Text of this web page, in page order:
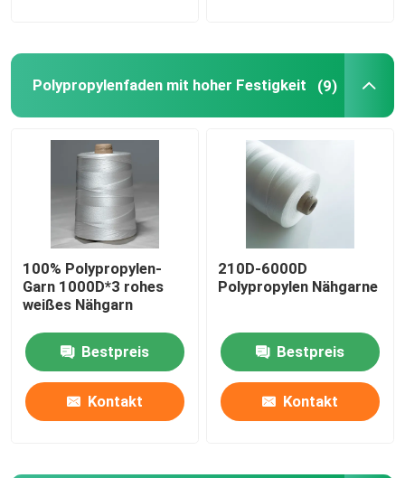
Polypropylenfaden mit hoher Festigkeit (9)
100% Polypropylen-
Garn 1000D*3 rohes
weißes Nähgarn
Bestpreis
Kontakt
210D-6000D
Polypropylen Nähgarne
Bestpreis
Kontakt